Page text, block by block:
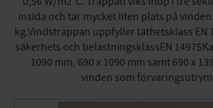
insida och tar mycket liten plats på
kg.Vindstrappan uppfyller täthetsklass EN
säkerhets och belastningsklassEN
1090 mm, 690 x 1090 mm samt 690 x
vinden som